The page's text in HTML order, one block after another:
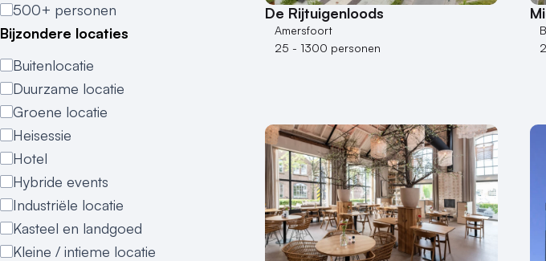
500+ personen
Bijzondere locaties
Buitenlocatie
Duurzame locatie
Groene locatie
Heisessie
Hotel
Hybride events
Industriële locatie
Kasteel en landgoed
Kleine / intieme locatie
De Rijtuigenloods
Amersfoort
25 - 1300 personen